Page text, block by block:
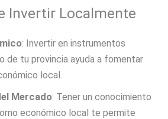
Invertir Localmente
: Invertir en instrumentos
de tu provincia ayuda a fomentar
local.
Mercado: Tener un conocimiento
económico local te permite